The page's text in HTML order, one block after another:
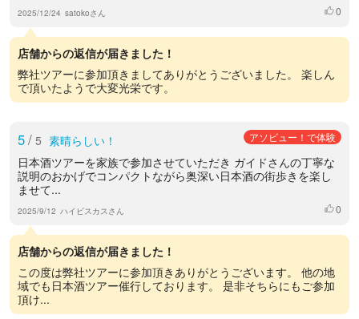
2025/12/24 satokoさん いいね
0
店舗からの返信が届きました！
弊社ツアーに参加頂きましてありがとうございました。 楽しん
で頂いたようで大変光栄です。
5/ 5 素晴らしい！ アソビュー！で体験
日本酒ツアーを家族で参加させていただき ガイドさんの丁寧な
説明のおかげでコンパクトながら奥深い日本酒の街歩きを楽し
ませて...
2025/9/12 ハイビスカスさん いいね
0
店舗からの返信が届きました！
この度は弊社ツアーに参加頂きありがとうございます。 他の地
域でも日本酒ツアー催行しております。 是非そちらにもご参加
頂け...